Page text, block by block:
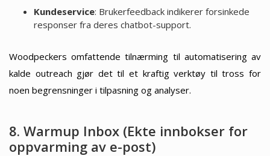
Kundeservice: Brukerfeedback indikerer forsinkede
responser fra deres chatbot-support.
Woodpeckers omfattende tilnærming til automatisering av
kalde outreach gjør det til et kraftig verktøy til tross for
noen begrensninger i tilpasning og analyser.
8. Warmup Inbox (Ekte innbokser for
oppvarming av e-post)